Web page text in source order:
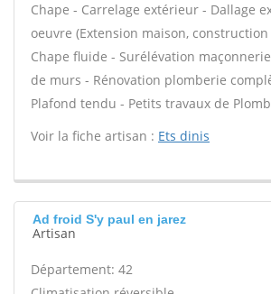
Chape - Carrelage extérieur - Dallage
oeuvre (Extension maison, construction
Chape fluide - Surélévation
de murs - Rénovation plomberie
Plafond tendu - Petits travaux de
Voir la fiche artisan : Ets dinis
Ad froid S'y paul en jarez
Artisan
Département: 42